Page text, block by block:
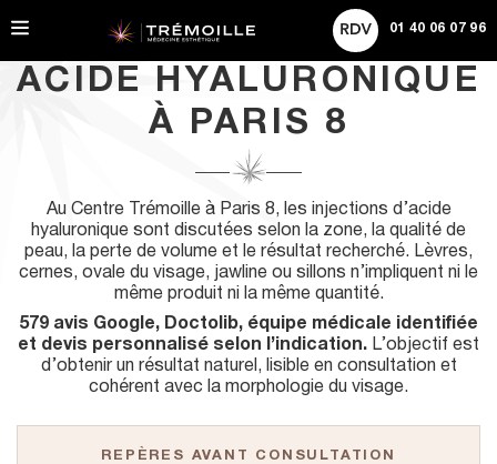
01 40 06 07 96
Actualités
Rechercher
ACIDE HYALURONIQUE
À PARIS 8
Au Centre Trémoille à Paris 8, les injections d’acide
hyaluronique sont discutées selon la zone, la qualité de
peau, la perte de volume et le résultat recherché. Lèvres,
cernes, ovale du visage, jawline ou sillons n’impliquent ni le
même produit ni la même quantité.
579 avis Google, Doctolib, équipe médicale identifiée
et devis personnalisé selon l’indication. L’objectif est
d’obtenir un résultat naturel, lisible en consultation et
cohérent avec la morphologie du visage.
REPÈRES AVANT CONSULTATION